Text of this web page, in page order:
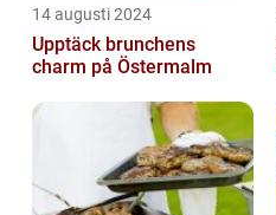
14 augusti 2024
Upptäck brunchens
charm på Östermalm